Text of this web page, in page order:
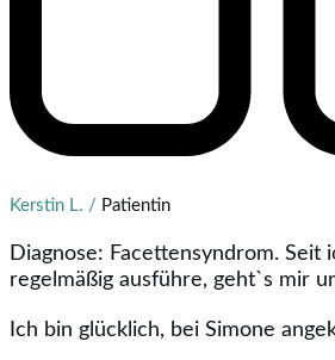
Kerstin L. / Patientin
Diagnose: Facettensyndrom. Seit
regelmäßig ausführe, geht`s mir
Ich bin glücklich, bei Simone